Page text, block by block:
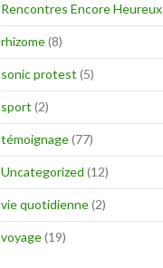
Rencontres Encore Heureux
rhizome(8)
sonic protest (5)
sport (2)
témoignage(77)
Uncategorized (12)
vie quotidienne(2)
voyage(19)